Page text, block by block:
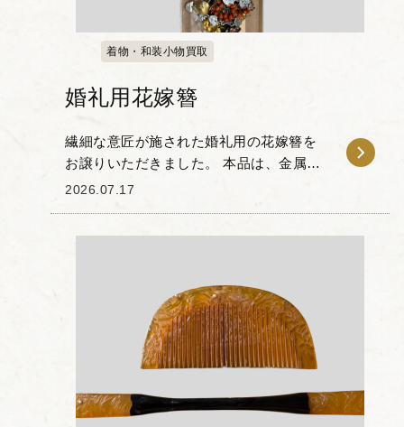
着物・和装小物買取
婚礼用花嫁簪
繊細な意匠が施された婚礼用の花嫁簪を
お譲りいただきました。 本品は、金属製
の細工をベースに、厄除けや子宝の象徴
2026.07.17